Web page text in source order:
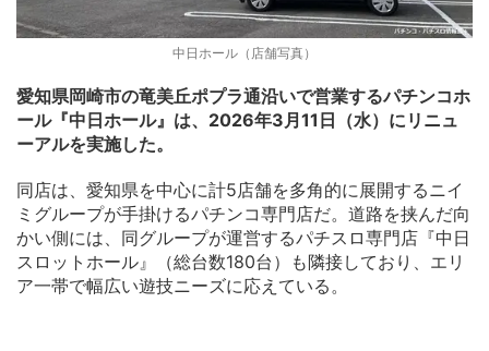
中日ホール（店舗写真）
愛知県岡崎市の竜美丘ポプラ通沿いで営業するパチンコホ
ール『中日ホール』は、2026年3月11日（水）にリニュ
ーアルを実施した。
同店は、愛知県を中心に計5店舗を多角的に展開するニイ
ミグループが手掛けるパチンコ専門店だ。道路を挟んだ向
かい側には、同グループが運営するパチスロ専門店『中日
スロットホール』（総台数180台）も隣接しており、エリ
ア一帯で幅広い遊技ニーズに応えている。